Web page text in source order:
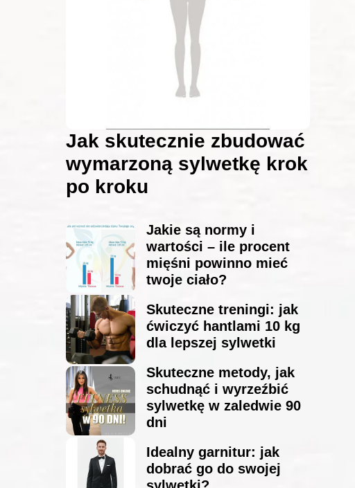
Jak skutecznie zbudować
wymarzoną sylwetkę krok
po kroku
Jakie są normy i
wartości – ile procent
mięśni powinno mieć
twoje ciało?
Skuteczne treningi: jak
ćwiczyć hantlami 10 kg
dla lepszej sylwetki
Skuteczne metody, jak
schudnąć i wyrzeźbić
sylwetkę w zaledwie 90
dni
Idealny garnitur: jak
dobrać go do swojej